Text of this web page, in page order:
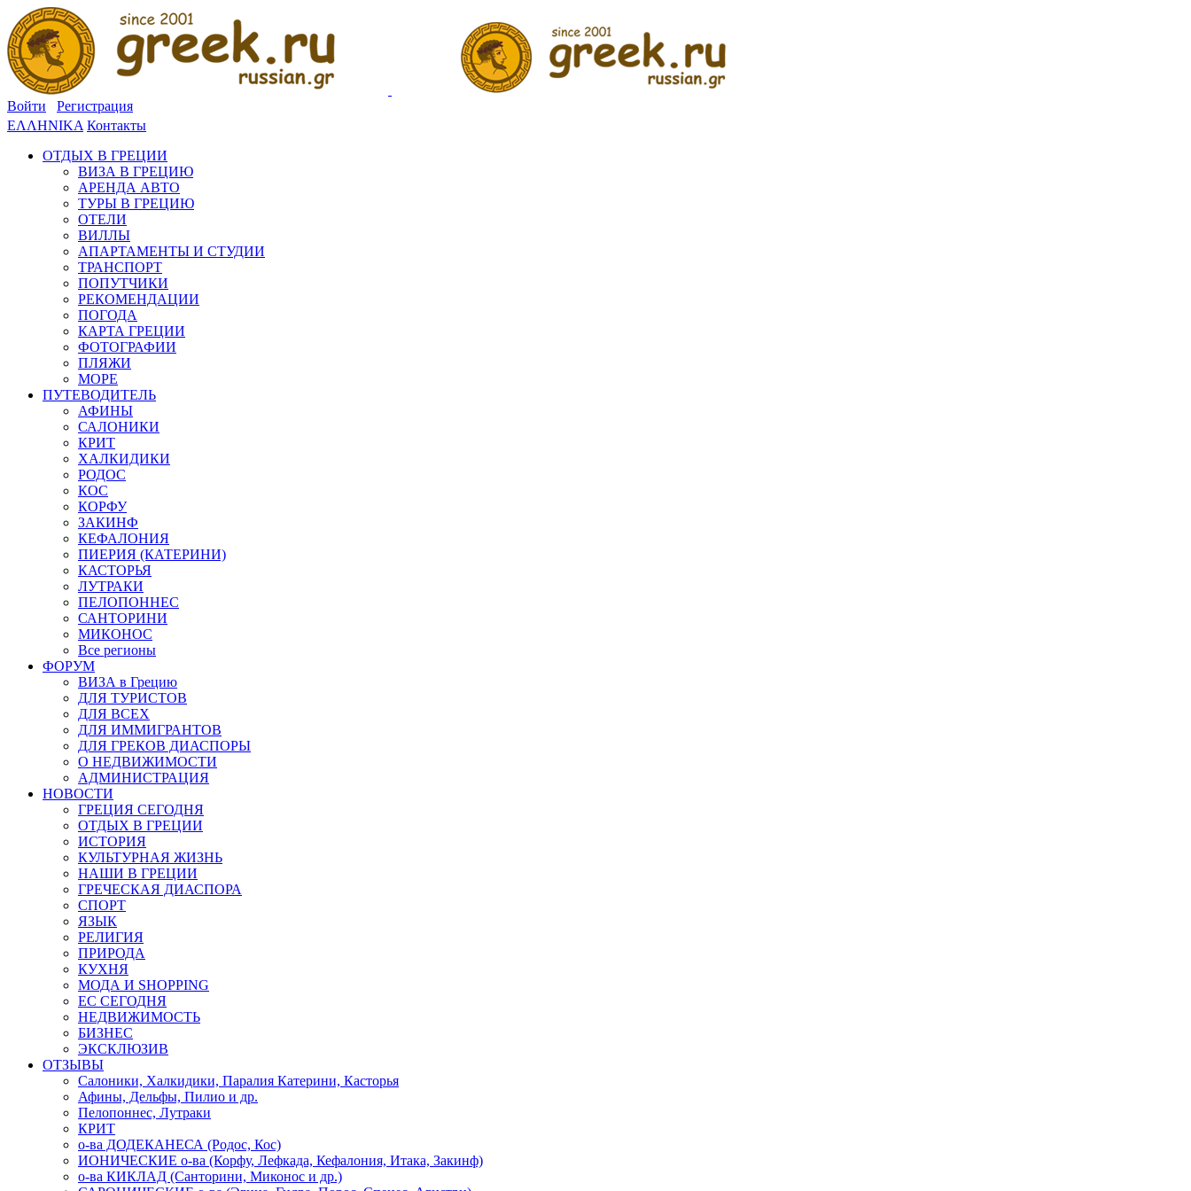
Войти
Регистрация
ΕΛΛΗΝΙΚΑ Контакты
ОТДЫХ В ГРЕЦИИ
ВИЗА В ГРЕЦИЮ
АРЕНДА АВТО
ТУРЫ В ГРЕЦИЮ
ОТЕЛИ
ВИЛЛЫ
АПАРТАМЕНТЫ И СТУДИИ
ТРАНСПОРТ
ПОПУТЧИКИ
РЕКОМЕНДАЦИИ
ПОГОДА
КАРТА ГРЕЦИИ
ФОТОГРАФИИ
ПЛЯЖИ
МОРЕ
ПУТЕВОДИТЕЛЬ
АФИНЫ
САЛОНИКИ
КРИТ
ХАЛКИДИКИ
РОДОС
КОС
КОРФУ
ЗАКИНФ
КЕФАЛОНИЯ
ПИЕРИЯ (КАТЕРИНИ)
КАСТОРЬЯ
ЛУТРАКИ
ПЕЛОПОННЕС
САНТОРИНИ
МИКОНОС
Все регионы
ФОРУМ
ВИЗА в Грецию
ДЛЯ ТУРИСТОВ
ДЛЯ ВСЕХ
ДЛЯ ИММИГРАНТОВ
ДЛЯ ГРЕКОВ ДИАСПОРЫ
О НЕДВИЖИМОСТИ
АДМИНИСТРАЦИЯ
НОВОСТИ
ГРЕЦИЯ СЕГОДНЯ
ОТДЫХ В ГРЕЦИИ
ИСТОРИЯ
КУЛЬТУРНАЯ ЖИЗНЬ
НАШИ В ГРЕЦИИ
ГРЕЧЕСКАЯ ДИАСПОРА
СПОРТ
ЯЗЫК
РЕЛИГИЯ
ПРИРОДА
КУХНЯ
МОДА И SHOPPING
ЕС СЕГОДНЯ
НЕДВИЖИМОСТЬ
БИЗНЕС
ЭКСКЛЮЗИВ
ОТЗЫВЫ
Салоники, Халкидики, Паралия Катерини, Касторья
Афины, Дельфы, Пилио и др.
Пелопоннес, Лутраки
КРИТ
о-ва ДОДЕКАНЕСА (Родос, Кос)
ИОНИЧЕСКИЕ о-ва (Корфу, Лефкада, Кефалония, Итака, Закинф)
о-ва КИКЛАД (Санторини, Миконос и др.)